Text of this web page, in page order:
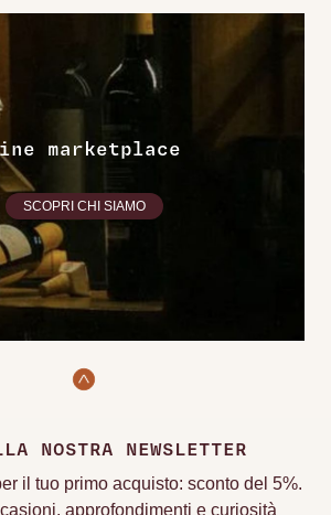
marketplace
SCOPRI CHI SIAMO
NOSTRA NEWSLETTER
il tuo primo acquisto: sconto del 5%.
approfondimenti e curiosità